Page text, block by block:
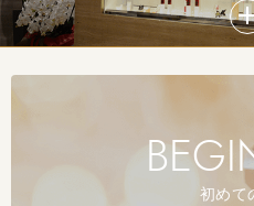
サーモアタックエナジー（燃
初めて